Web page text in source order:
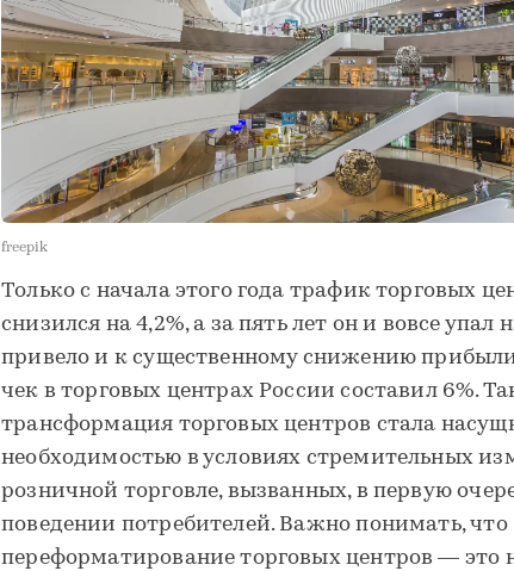
freepik
Только с начала этого года трафик торговых
снизился на 4,2%, а за пять лет он и вовсе упал
привело и к существенному снижению
чек в торговых центрах России составил 6%.
трансформация торговых центров стала
необходимостью в условиях стремительных
розничной торговле, вызванных, в первую
поведении потребителей. Важно понимать, что
переформатирование торговых центров — это